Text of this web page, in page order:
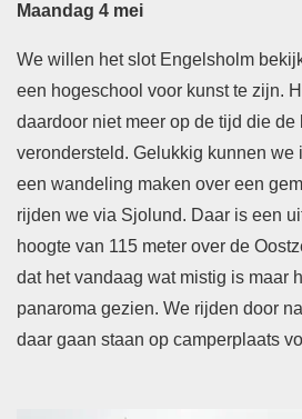
Maandag 4 mei
We willen het slot Engelsholm
een hogeschool voor kunst te zijn.
daardoor niet meer op de tijd die de
verondersteld. Gelukkig kunnen we
een wandeling maken over een
rijden we via Sjolund. Daar is een
hoogte van 115 meter over de
dat het vandaag wat mistig is maar
panaroma gezien. We rijden door
daar gaan staan op camperplaats